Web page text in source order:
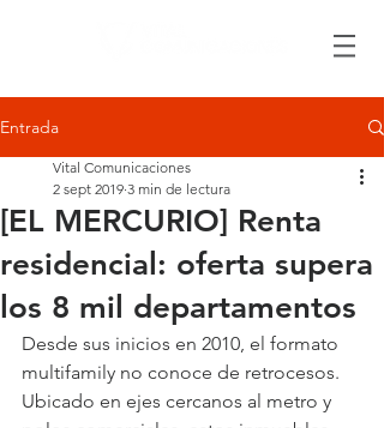
Entrada
[EL MERCURIO] Renta
residencial: oferta supera
los 8 mil departamentos
Vital Comunicaciones
2 sept 2019 3 min de lectura
Desde sus inicios en 2010, el formato
multifamily no conoce de retrocesos.
Ubicado en ejes cercanos al metro y